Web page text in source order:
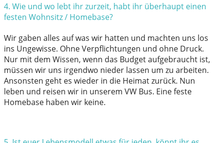
4. Wie und wo lebt ihr zurzeit, habt ihr überhaupt einen
festen Wohnsitz / Homebase?
Wir gaben alles auf was wir hatten und machten uns los
ins Ungewisse. Ohne Verpflichtungen und ohne Druck.
Nur mit dem Wissen, wenn das Budget aufgebraucht ist,
müssen wir uns irgendwo nieder lassen um zu arbeiten.
Ansonsten geht es wieder in die Heimat zurück. Nun
leben und reisen wir in unserem VW Bus. Eine feste
Homebase haben wir keine.